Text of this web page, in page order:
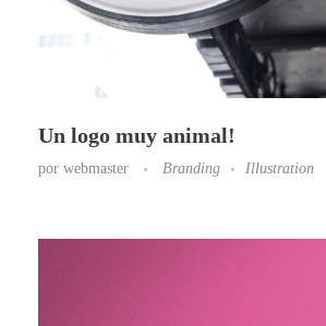
Un logo muy animal!
por webmaster Branding Illustration